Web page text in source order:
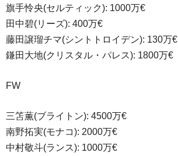
旗手怜央(セルティック): 1000万€
田中碧(リーズ): 400万€
藤田譲瑠チマ(シントトロイデン): 130万€
鎌田大地(クリスタル・パレス): 1800万€
FW
三笘薫(ブライトン): 4500万€
南野拓実(モナコ): 2000万€
中村敬斗(ランス): 1000万€